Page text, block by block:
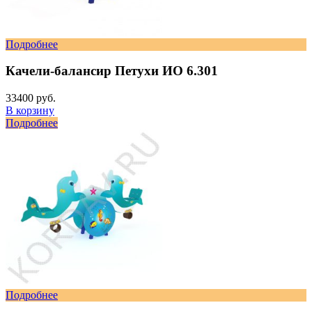
Подробнее
Качели-балансир Петухи ИО 6.301
33400 руб.
В корзину
Подробнее
Подробнее